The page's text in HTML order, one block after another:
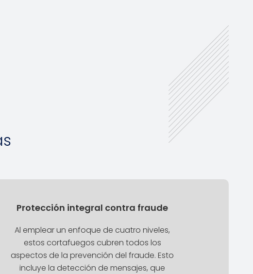
Protección integral contra fraude
Al emplear un enfoque de cuatro niveles,
estos cortafuegos cubren todos los
aspectos de la prevención del fraude. Esto
incluye la detección de mensajes, que